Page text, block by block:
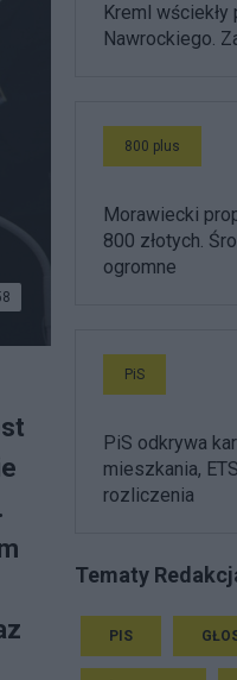
Kreml
Nawrockiego.
800 plus
Morawiecki
800 złotych.
ogromne
PiS
PiS odkrywa
mieszkania,
rozliczenia
Tematy
PIS